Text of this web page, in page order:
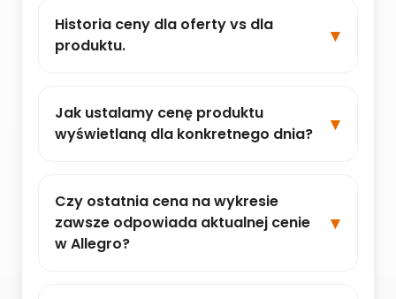
Historia ceny dla oferty vs dla
produktu.
Jak ustalamy cenę produktu
wyświetlaną dla konkretnego dnia?
Czy ostatnia cena na wykresie
zawsze odpowiada aktualnej cenie
w Allegro?